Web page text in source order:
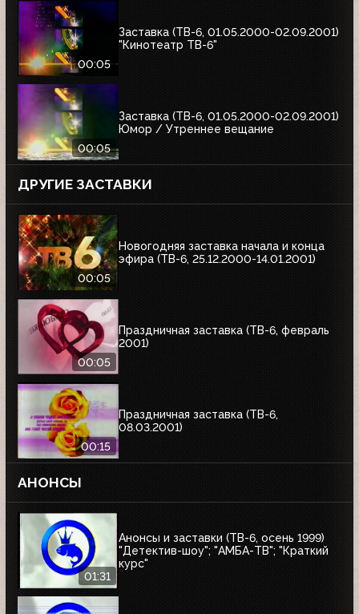
00:05
Заставка (ТВ-6, 01.05.2000-02.09.2001)
"Кинотеатр ТВ-6"
00:05
Заставка (ТВ-6, 01.05.2000-02.09.2001)
Юмор / Утреннее вещание
ДРУГИЕ ЗАСТАВКИ
00:05
Новогодняя заставка начала и конца
эфира (ТВ-6, 25.12.2000-14.01.2001)
00:05
Праздничная заставка (ТВ-6, февраль
2001)
00:15
Праздничная заставка (ТВ-6,
08.03.2001)
АНОНСЫ
01:31
Анонсы и заставки (ТВ-6, осень 1999)
"Детектив-шоу"; "АМБА-ТВ"; "Краткий
курс"